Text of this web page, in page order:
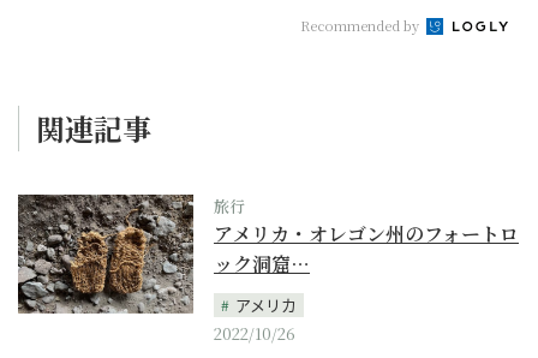
Recommended by
関連記事
旅行
アメリカ・オレゴン州のフォートロ
ック洞窟…
アメリカ
2022/10/26